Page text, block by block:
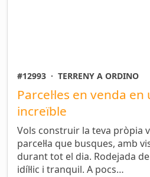
#12993 · TERRENY A ORDINO
Parcel·les en venda
increïble
Vols construir la teva pròpia
parcel·la que busques, amb
durant tot el dia. Rodejada
idíl·lic i tranquil. A pocs…